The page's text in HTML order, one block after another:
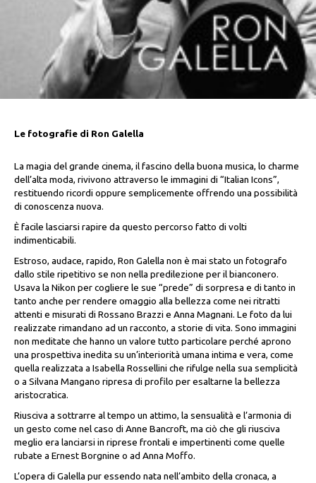
Le fotografie di Ron Galella
La magia del grande cinema, il fascino della buona musica, lo charme
dell’alta moda, rivivono attraverso le immagini di “Italian Icons”,
restituendo ricordi oppure semplicemente offrendo una possibilità
di conoscenza nuova.
È facile lasciarsi rapire da questo percorso fatto di volti
indimenticabili.
Estroso, audace, rapido, Ron Galella non è mai stato un fotografo
dallo stile ripetitivo se non nella predilezione per il bianconero.
Usava la Nikon per cogliere le sue “prede” di sorpresa e di tanto in
tanto anche per rendere omaggio alla bellezza come nei ritratti
attenti e misurati di Rossano Brazzi e Anna Magnani. Le foto da lui
realizzate rimandano ad un racconto, a storie di vita. Sono immagini
non meditate che hanno un valore tutto particolare perché aprono
una prospettiva inedita su un’interiorità umana intima e vera, come
quella realizzata a Isabella Rossellini che rifulge nella sua semplicità
o a Silvana Mangano ripresa di profilo per esaltarne la bellezza
aristocratica.
Riusciva a sottrarre al tempo un attimo, la sensualità e l’armonia di
un gesto come nel caso di Anne Bancroft, ma ciò che gli riusciva
meglio era lanciarsi in riprese frontali e impertinenti come quelle
rubate a Ernest Borgnine o ad Anna Moffo.
L’opera di Galella pur essendo nata nell’ambito della cronaca, a